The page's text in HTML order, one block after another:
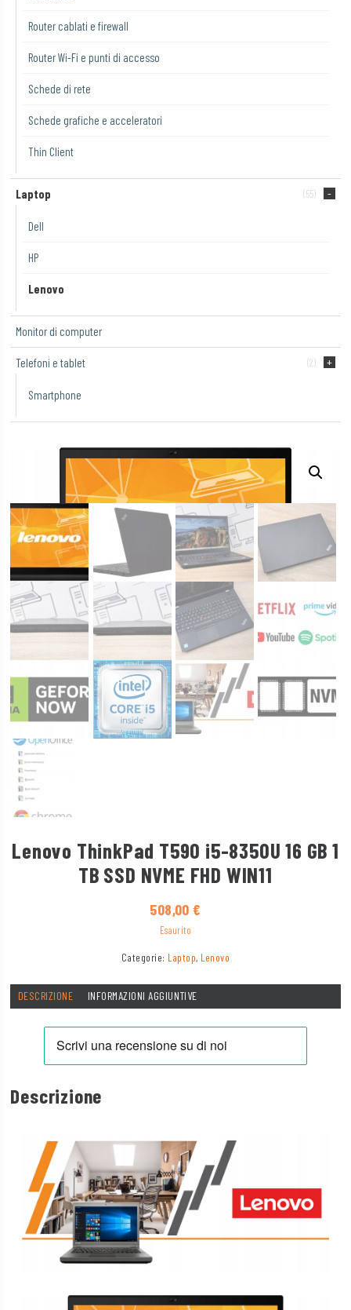
Router cablati e firewall
Router Wi-Fi e punti di accesso
Schede di rete
Schede grafiche e acceleratori
Thin Client
Laptop (55)
Dell
HP
Lenovo
Monitor di computer
Telefoni e tablet (2)
Smartphone
Lenovo ThinkPad T590 i5-8350U 16 GB 1
TB SSD NVME FHD WIN11
508,00€
Esaurito
Categorie: Laptop, Lenovo
DESCRIZIONE INFORMAZIONI AGGIUNTIVE
Descrizione